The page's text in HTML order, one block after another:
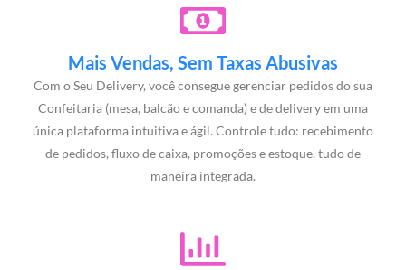
Mais Vendas, Sem Taxas Abusivas
Com o Seu Delivery, você consegue gerenciar pedidos do sua
Confeitaria (mesa, balcão e comanda) e de delivery em uma
única plataforma intuitiva e ágil. Controle tudo: recebimento
de pedidos, fluxo de caixa, promoções e estoque, tudo de
maneira integrada.